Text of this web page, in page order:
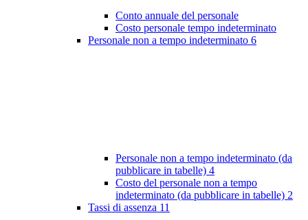
Conto annuale del personale
Costo personale tempo indeterminato
Personale non a tempo indeterminato 6
Personale non a tempo indeterminato (da
pubblicare in tabelle) 4
Costo del personale non a tempo
indeterminato (da pubblicare in tabelle) 2
Tassi di assenza 11